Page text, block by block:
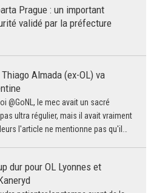
Prague : un important
validé par la préfecture
Almada (ex-OL) va
@GoNL, le mec avait un sacré
ultra régulier, mais il avait vraiment
l'article ne mentionne pas qu'il…
dur pour OL Lyonnes et